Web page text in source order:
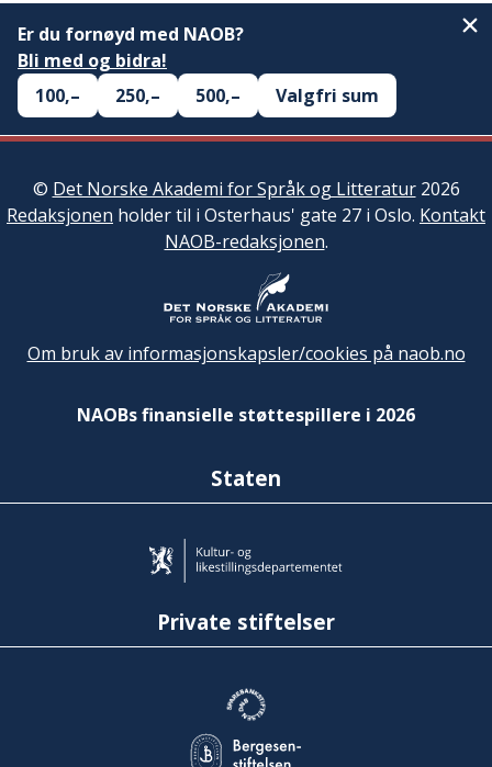
Er du fornøyd med NAOB?
Bli med og bidra!
100,–
250,– 500,– Valgfri sum
© Det Norske Akademi for Språk og Litteratur2026
Redaksjonen holder til i Osterhaus' gate 27 i Oslo. Kontakt
NAOB-redaksjonen.
Om bruk av informasjonskapsler/cookies på naob.no
NAOBs finansielle støttespillere i 2026
Staten
Private stiftelser